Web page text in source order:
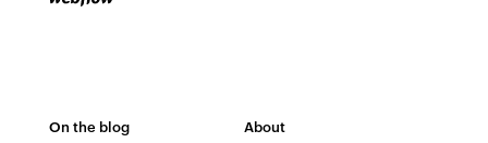
On the blog About